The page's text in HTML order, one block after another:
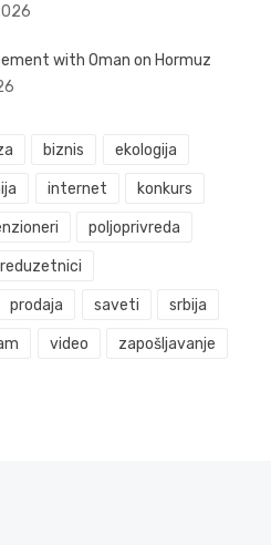
with Oman on Hormuz
biznis ekologija
internet konkurs
poljoprivreda
prodaja saveti srbija
video zapošljavanje